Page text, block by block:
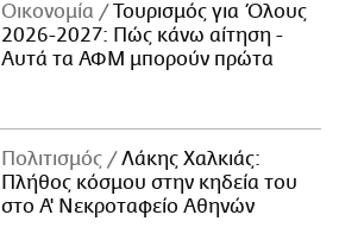
Οικονομία
Τουρισμός για Όλους
2026-2027: Πώς κάνω αίτηση -
Αυτά τα ΑΦΜ μπορούν πρώτα
Πολιτισμός
Λάκης Χαλκιάς:
Πλήθος κόσμου στην κηδεία του
στο Α' Νεκροταφείο Αθηνών